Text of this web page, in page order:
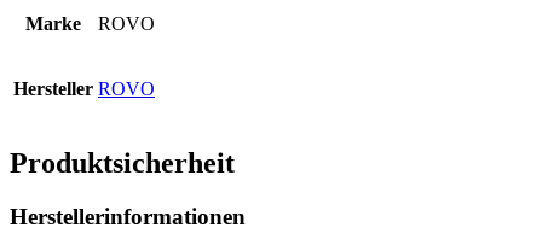
Marke ROVO
Hersteller ROVO
Produktsicherheit
Herstellerinformationen